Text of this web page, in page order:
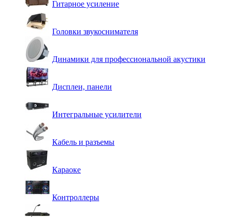
Гитарное усиление
Головки звукоснимателя
Динамики для профессиональной акустики
Дисплеи, панели
Интегральные усилители
Кабель и разъемы
Караоке
Контроллеры